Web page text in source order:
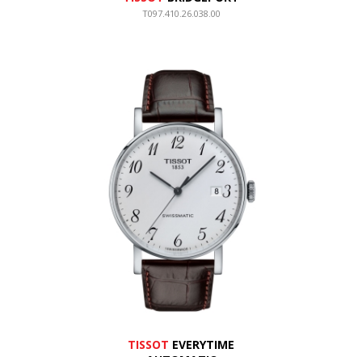
T097.410.26.038.00
TISSOT EVERYTIME